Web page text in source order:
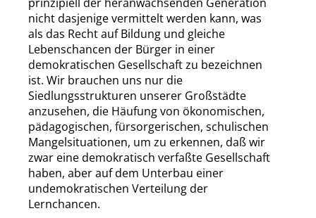
nicht dasjenige vermittelt werden kann, was
als das Recht auf Bildung und gleiche
Lebenschancen der Bürger in einer
demokratischen Gesellschaft zu bezeichnen
ist. Wir brauchen uns nur die
Siedlungsstrukturen unserer Großstädte
anzusehen, die Häufung von ökonomischen,
pädagogischen, fürsorgerischen, schulischen
Mangelsituationen, um zu erkennen, daß wir
zwar eine demokratisch verfaßte Gesellschaft
haben, aber auf dem Unterbau einer
undemokratischen Verteilung der
Lernchancen.